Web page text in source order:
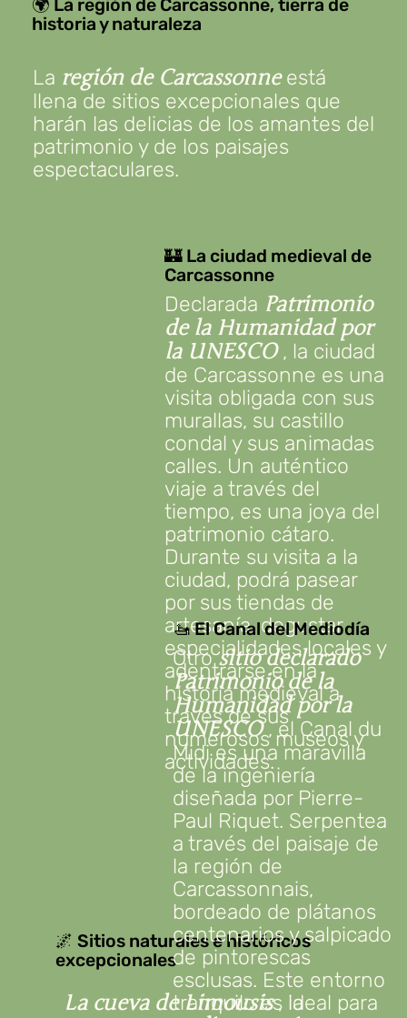
Recorridos
accidentadospara
superar tus límites 🏔️
Desde el pueblo, podrá explorar la
Montagne Noire
🌍 La región de Carcassonne, tierra de
historia y naturaleza
La región de Carcassonneestá
llena de sitios excepcionales que
harán las delicias de los amantes del
patrimonio y de los paisajes
espectaculares.
🌌 Sitios naturales e históricos
excepcionales
La cueva de Limousis, la
🏰 La ciudad medieval de
Carcassonne
Declarada Patrimonio
de la Humanidad por
la UNESCO, la ciudad
de Carcassonne es una
visita obligada con sus
murallas, su castillo
condal y sus animadas
calles. Un auténtico
viaje a través del
tiempo, es una joya del
patrimonio cátaro.
Durante su visita a la
ciudad, podrá pasear
por sus tiendas de
artesanía, degustar
especialidades locales y
adentrarse en la
historia medieval a
través de sus
numerosos museos y
actividades.
🚤 El Canal del Mediodía
Otrositio declarado
Patrimonio de la
Humanidad por la
UNESCO, el Canal du
Midi es una maravilla
de la ingeniería
diseñada por Pierre-
Paul Riquet. Serpentea
a través del paisaje de
la región de
Carcassonnais,
bordeado de plátanos
centenarios y salpicado
de pintorescas
esclusas. Este entorno
tranquilo es ideal para